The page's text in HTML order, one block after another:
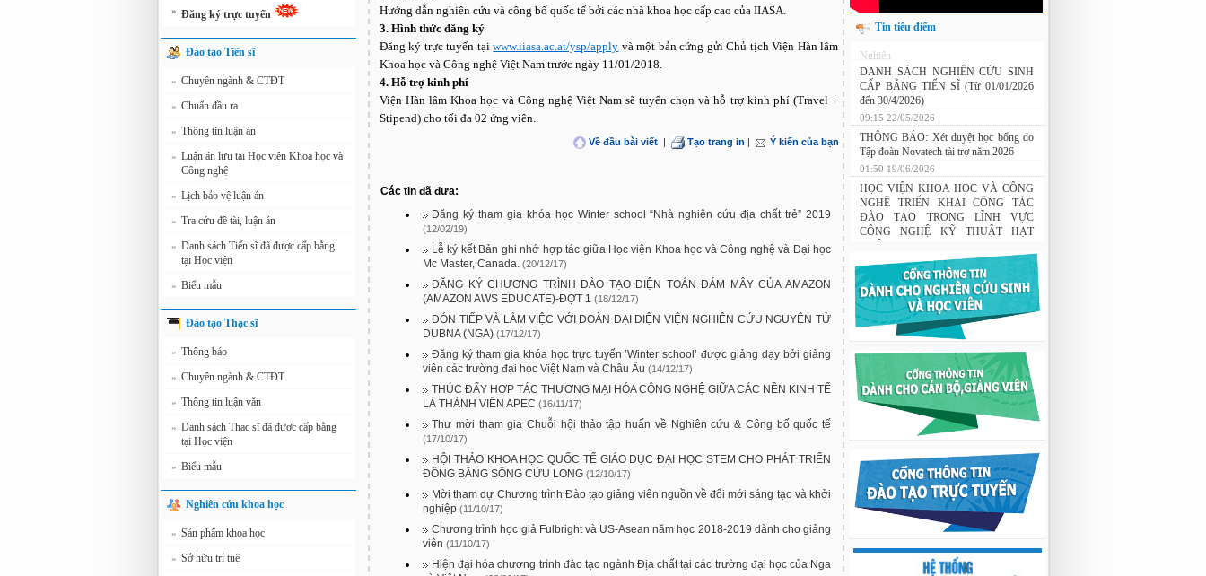
» Đăng ký trực tuyến
Đào tạo Tiến sĩ
» Chuyên ngành & CTĐT
» Chuẩn đầu ra
» Thông tin luận án
» Luận án lưu tại Học viện Khoa học và
Công nghệ
» Lịch bảo vệ luận án
» Tra cứu đề tài, luận án
» Danh sách Tiến sĩ đã được cấp bằng
tại Học viện
» Biểu mẫu
Đào tạo Thạc sĩ
» Thông báo
» Chuyên ngành & CTĐT
» Thông tin luận văn
» Danh sách Thạc sĩ đã được cấp bằng
tại Học viện
» Biểu mẫu
Nghiên cứu khoa học
» Sản phẩm khoa học
» Sở hữu trí tuệ
Hướng dẫn nghiên cứu và công bố quốc tế bởi các nhà khoa học cấp cao của IIASA.
3. Hình thức đăng ký
Đăng ký trực tuyến tạiwww.iiasa.ac.at/ysp/apply và một bản cứng gửi Chủ tịch Viện Hàn lâm
Khoa học và Công nghệ Việt Nam trước ngày 11/01/2018.
4. Hỗ trợ kinh phí
Viện Hàn lâm Khoa học và Công nghệ Việt Nam sẽ tuyển chọn và hỗ trợ kinh phí (Travel +
Stipend) cho tối đa 02 ứng viên.
Về đầu bài viết | Tạo trang in | Ý kiến của bạn
Các tin đã đưa:
Đăng ký tham gia khóa học Winter school “Nhà nghiên cứu địa chất trẻ” 2019
(12/02/19)
Lễ ký kết Bản ghi nhớ hợp tác giữa Học viện Khoa học và Công nghệ và Đại học
Mc Master, Canada. (20/12/17)
ĐĂNG KÝ CHƯƠNG TRÌNH ĐÀO TẠO ĐIỆN TOÁN ĐÁM MÂY CỦA AMAZON
(AMAZON AWS EDUCATE)-ĐỢT 1 (18/12/17)
ĐÓN TIẾP VÀ LÀM VIỆC VỚI ĐOÀN ĐẠI DIỆN VIỆN NGHIÊN CỨU NGUYÊN TỬ
DUBNA (NGA) (17/12/17)
Đăng ký tham gia khóa học trực tuyến ’Winter school’ được giảng dạy bởi giảng
viên các trường đại học Việt Nam và Châu Âu (14/12/17)
THÚC ĐẨY HỢP TÁC THƯƠNG MẠI HÓA CÔNG NGHỆ GIỮA CÁC NỀN KINH TẾ
LÀ THÀNH VIÊN APEC (16/11/17)
Thư mời tham gia Chuỗi hội thảo tập huấn về Nghiên cứu & Công bố quốc tế
(17/10/17)
HỘI THẢO KHOA HỌC QUỐC TẾ GIÁO DỤC ĐẠI HỌC STEM CHO PHÁT TRIỂN
ĐỒNG BẰNG SÔNG CỬU LONG (12/10/17)
Mời tham dự Chương trình Đào tạo giảng viên nguồn về đổi mới sáng tạo và khởi
nghiệp (11/10/17)
Chương trình học giả Fulbright và US-Asean năm học 2018-2019 dành cho giảng
viên (11/10/17)
Hiện đại hóa chương trình đào tạo ngành Địa chất tại các trường đại học của Nga
Tin tiêu điểm
Nghiên cứu chế tạo hệ thống xác định
hướng vật thể độ chính xác cao dựa trên
từ kế và vật liệu biến hóa
DANH SÁCH NGHIÊN CỨU SINH
CẤP BẰNG TIẾN SĨ (Từ 01/01/2026
đến 30/4/2026)
09:15 22/05/2026
THÔNG BÁO: Xét duyệt học bổng do
Tập đoàn Novatech tài trợ năm 2026
01:50 19/06/2026
HỌC VIỆN KHOA HỌC VÀ CÔNG
NGHỆ TRIỂN KHAI CÔNG TÁC
CÔNG NGHỆ KỸ THUẬT HẠT
NHÂN
03:41 08/07/2026
GIAO LƯU TRAO ĐỔI HỌC THUẬT
GIỮA HỌC VIỆN KHOA HỌC VÀ
CÔNG NGHỆ VỚI TRƯỜNG ĐẠI
HỌC OSAKA, TRƯỜNG TRUNG
HỌC HYOGO (NHẬT BẢN) VÀ
TRƯỜNG TRUNG HỌC PHỔ
THÔNG CHUYÊN KHOA HỌC TỰ
02:22 23/07/2026
Nghiên cứu chế tạo hệ thống xác định
hướng vật thể độ chính xác cao dựa trên
từ kế và vật liệu biến hóa
9:33 sáng thứ hai, 03/08/2026